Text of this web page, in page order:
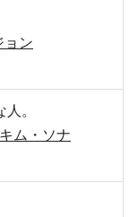
ョン
。
キム・ソナ